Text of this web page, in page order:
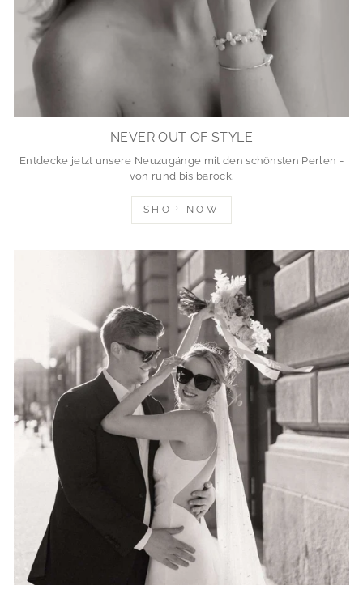
NEVER OUT OF STYLE
Entdecke jetzt unsere Neuzugänge mit den schönsten Perlen -
von rund bis barock.
SHOP NOW